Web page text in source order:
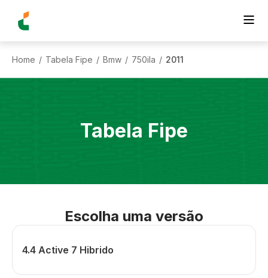
Home / Tabela Fipe / Bmw / 750ila / 2011
Tabela Fipe
Escolha uma versão
4.4 Active 7 Hibrido